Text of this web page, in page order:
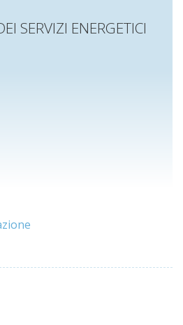
SERVIZI ENERGETICI